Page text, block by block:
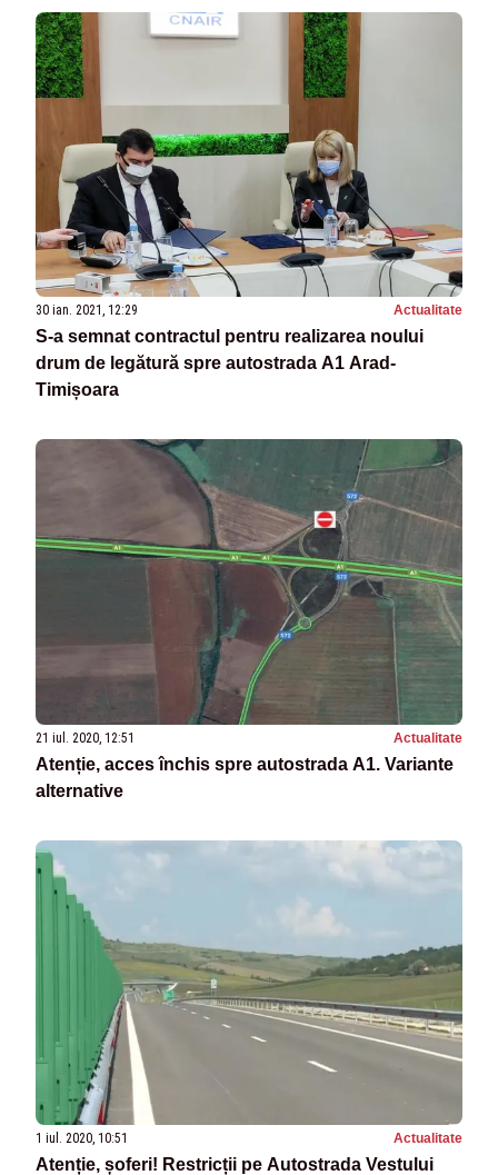
30 ian. 2021, 12:29 Actualitate
S-a semnat contractul pentru realizarea noului
drum de legătură spre autostrada A1 Arad-
Timișoara
21 iul. 2020, 12:51 Actualitate
Atenție, acces închis spre autostrada A1. Variante
alternative
1 iul. 2020, 10:51 Actualitate
Atenție, șoferi! Restricții pe Autostrada Vestului